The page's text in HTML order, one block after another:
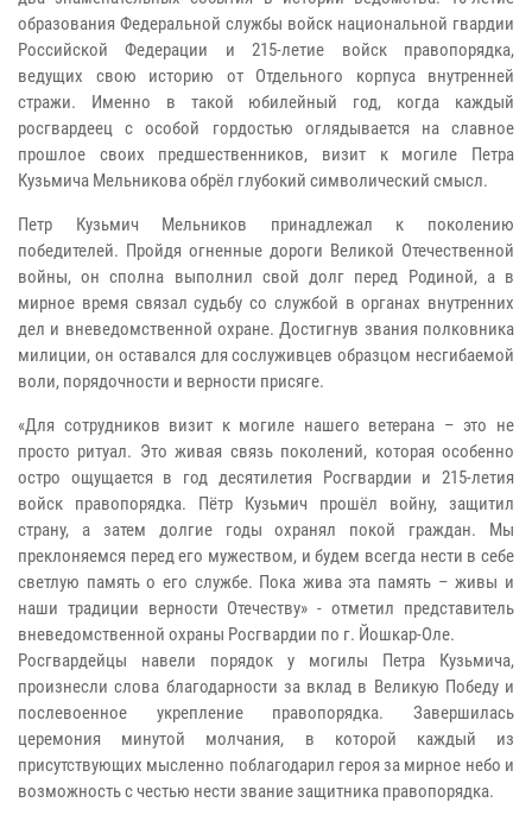
образования Федеральной службы войск национальной гвардии
Российской Федерации и 215-летие войск правопорядка,
ведущих свою историю от Отдельного корпуса внутренней
стражи. Именно в такой юбилейный год, когда каждый
росгвардеец с особой гордостью оглядывается на славное
прошлое своих предшественников, визит к могиле Петра
Кузьмича Мельникова обрёл глубокий символический смысл.
Петр Кузьмич Мельников принадлежал к поколению
победителей. Пройдя огненные дороги Великой Отечественной
войны, он сполна выполнил свой долг перед Родиной, а в
мирное время связал судьбу со службой в органах внутренних
дел и вневедомственной охране. Достигнув звания полковника
милиции, он оставался для сослуживцев образцом несгибаемой
воли, порядочности и верности присяге.
«Для сотрудников визит к могиле нашего ветерана – это не
просто ритуал. Это живая связь поколений, которая особенно
остро ощущается в год десятилетия Росгвардии и 215-летия
войск правопорядка. Пётр Кузьмич прошёл войну, защитил
страну, а затем долгие годы охранял покой граждан. Мы
преклоняемся перед его мужеством, и будем всегда нести в себе
светлую память о его службе. Пока жива эта память – живы и
наши традиции верности Отечеству» - отметил представитель
вневедомственной охраны Росгвардии по г. Йошкар-Оле.
Росгвардейцы навели порядок у могилы Петра Кузьмича,
произнесли слова благодарности за вклад в Великую Победу и
послевоенное укрепление правопорядка. Завершилась
церемония минутой молчания, в которой каждый из
присутствующих мысленно поблагодарил героя за мирное небо и
возможность с честью нести звание защитника правопорядка.